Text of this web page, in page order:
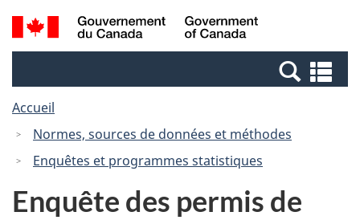
Passer
au
Passer
à
Canada
Recherche
et
et
Accueil
Normes, sources de données et méthodes
Enquêtes et programmes statistiques
Enquête des permis de